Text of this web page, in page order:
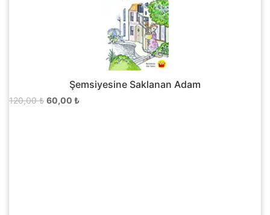
Şemsiyesine Saklanan Adam
120,00₺ Orijinal
60,00 ₺Şu